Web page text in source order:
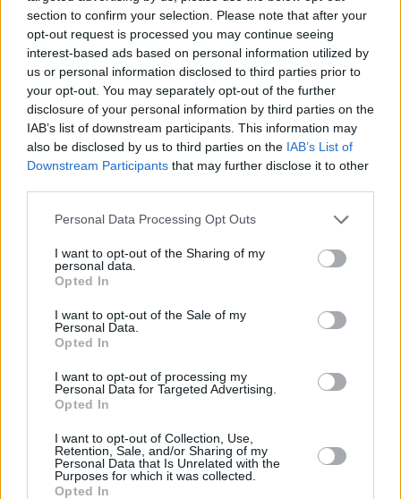
section to confirm your selection. Please note that after your
opt-out request is processed you may continue seeing
interest-based ads based on personal information utilized by
us or personal information disclosed to third parties prior to
your opt-out. You may separately opt-out of the further
disclosure of your personal information by third parties on the
IAB’s list of downstream participants. This information may
also be disclosed by us to third parties on the IAB’s List of
Downstream Participants that may further disclose it to other
Please note that this website/app uses one or more Google
not limited to your visit or usage behaviour. You may click to
grant or deny consent to Google and its third-party tags to
use your data for below specified purposes in below Google
consent section.
Personal Data Processing Opt Outs
I want to opt-out of the Sharing of my
personal data.
Opted In
I want to opt-out of the Sale of my
Personal Data.
Opted In
I want to opt-out of processing my
Personal Data for Targeted Advertising.
Opted In
I want to opt-out of Collection, Use,
Retention, Sale, and/or Sharing of my
Personal Data that Is Unrelated with the
Purposes for which it was collected.
Opted In
Staks: Πώς μια cool καντίνα προσγειώθηκε (και
ρίζωσε) σε ένα αθέατο οικόπεδο στην Ανάβυσσο
Από brunch μέχρι δείπνο δίπλα
στο κύμα: Γιατί στο Bolivar πας
Περιπέτεια, χαλάρωση ή δροσιά;
Βρήκαμε το ρόφημα που θα
πίνεις όλο το καλοκαίρι στα
Starbucks